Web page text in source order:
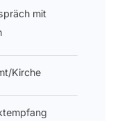
mit
Kirche